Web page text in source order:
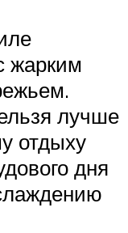
жарким
лучше
отдыху
дня